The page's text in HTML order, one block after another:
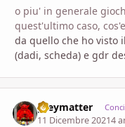
o piu' in generale
quest'ultimo caso,
da quello che ho visto
(dadi, scheda) e gdr
greymatter
11 Dicembre 20214